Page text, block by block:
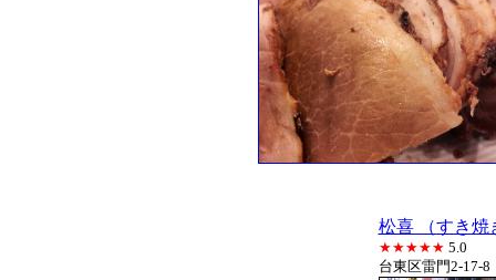
松喜 （すき焼
★★★★★ 5.0
台東区雷門2-17-8